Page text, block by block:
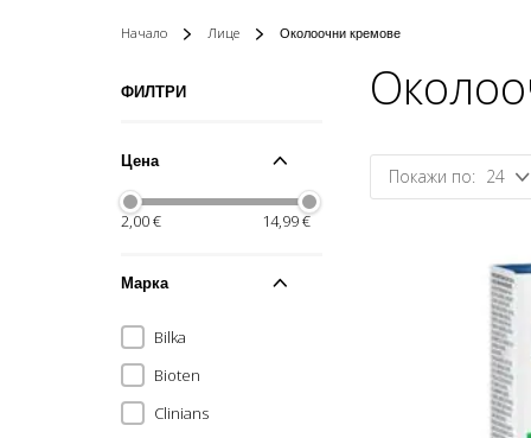
Начало Лице Околоочни кремове
24
по
ФИЛТРИ
Цена
2,00 € 14,99 €
Марка
Bilka
Bioten
Clinians